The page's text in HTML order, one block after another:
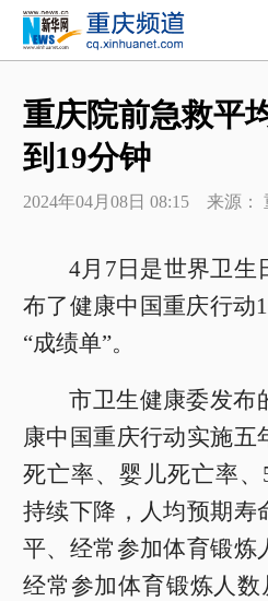
重庆院前急救平
到19分钟
2024年04月08日 08:15 来源：
4月7日是世界卫生
布了健康中国重庆行动
“成绩单”。
市卫生健康委发布
康中国重庆行动实施五
死亡率、婴儿死亡率
持续下降，人均预期寿
平、经常参加体育锻炼
经常参加体育锻炼人数